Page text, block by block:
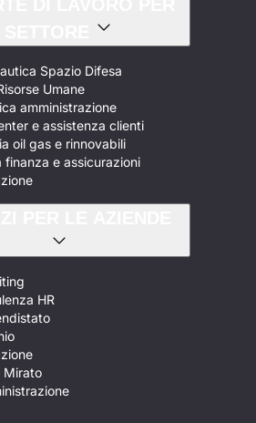
Spazio Difesa
Umane
amministrazione
e assistenza clienti
oil gas e rinnovabili
finanza e assicurazioni
HR
Mirato